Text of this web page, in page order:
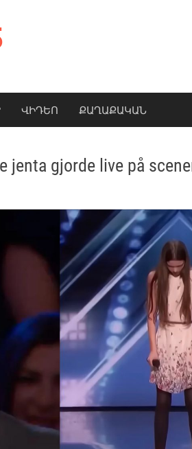
ՎԻԴԵՈ ՔԱՂԱՔԱԿԱՆ
jenta gjorde live på